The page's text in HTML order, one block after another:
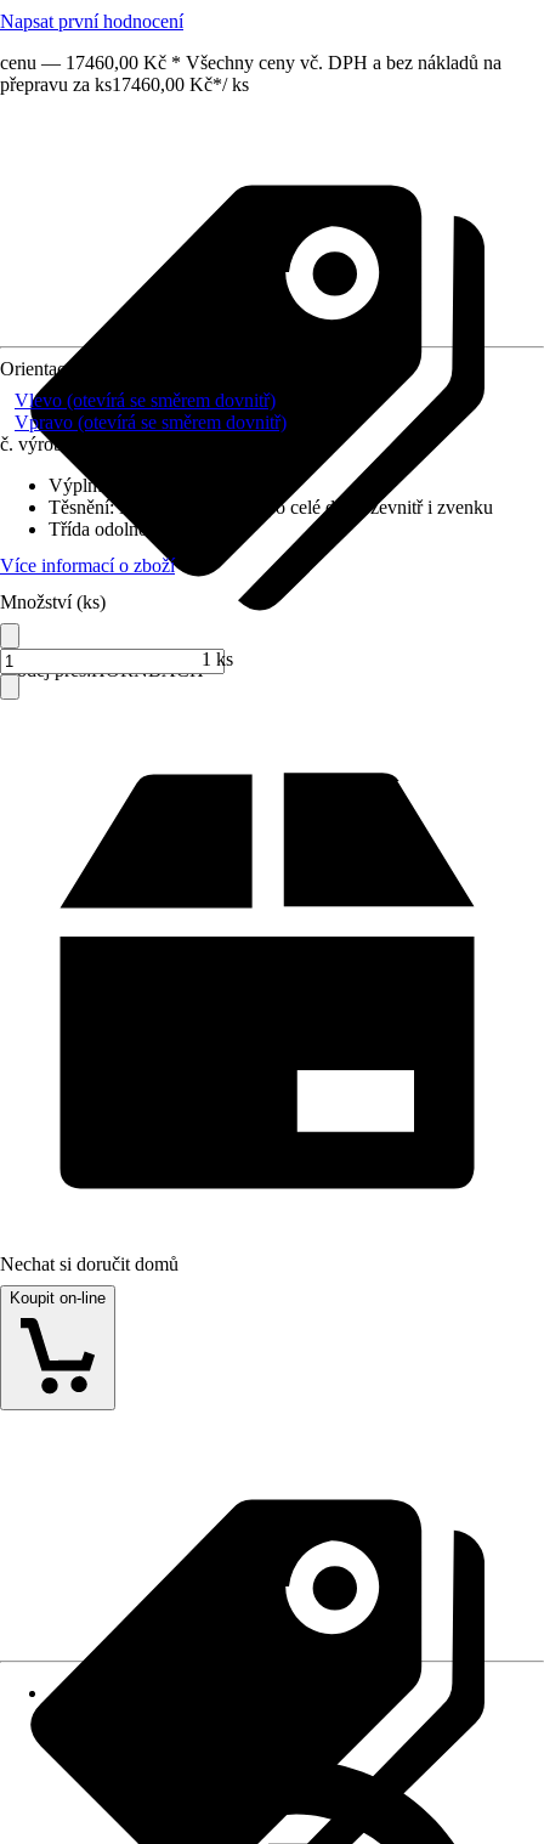
Napsat první hodnocení
cenu — 17460,00 Kč * Všechny ceny vč. DPH a bez nákladů na
přepravu za ks17460,00 Kč*/ ks
Prodej přes:HORNBACH
Orientace
Vlevo (otevírá se směrem dovnitř)
Vpravo (otevírá se směrem dovnitř)
č. výrobku
Výplň:
Těsnění:Natloukací těsnění po celé délce zevnitř i zvenku
Třída odolnosti
Více informací o zboží
Množství (ks)
1 ks
Nechat si doručit domů
Koupit on-line